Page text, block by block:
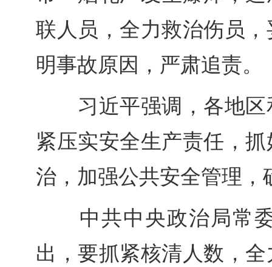
联人员，全力救治伤员
明事故原因，严肃追责。
习近平强调，各地区
紧压实安全生产责任，
治，加强公共安全管理
中共中央政治局常委
出，要抓紧核清人数，